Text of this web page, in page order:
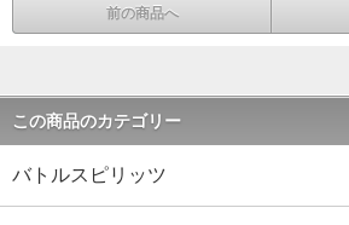
前の商品へ
この商品のカテゴリー
バトルスピリッツ